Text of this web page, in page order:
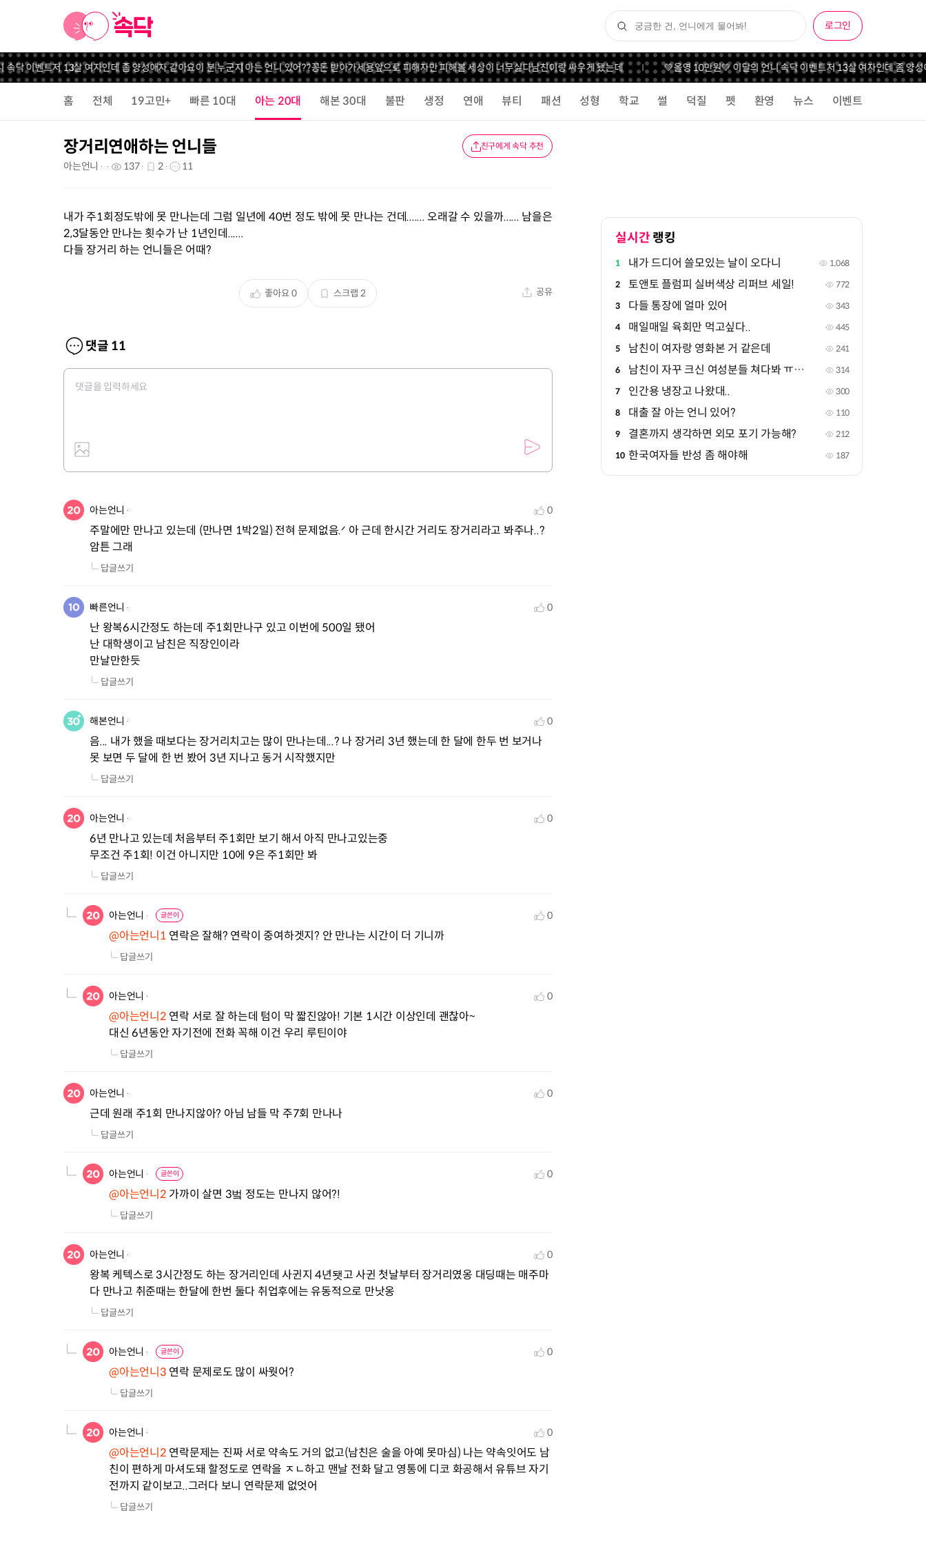
로그인
닥 이벤트저 13살 여자인데 좀 양성애자 같아요이 분 누군지 아는 언니 있어??꽁돈 받아가세용앞으로 피해자만 피해볼 세상이 너무싫다남친이랑 싸우게 됐는데 💚올영 10만원💚 이달의 언니 속닥 이벤트저 13살 여자인데 좀 양성애
홈 전체 19고민+ 빠른 10대 아는 20대 해본 30대 불판 생정 연애 뷰티 패션 성형 학교 썰 덕질 펫 환영 뉴스 이벤트
장거리연애하는 언니들 친구에게 속닥 추천
아는언니 137 2 11
내가 주1회정도밖에 못 만나는데 그럼 일년에 40번 정도 밖에 못 만나는 건데....... 오래갈 수 있을까...... 남을은
2,3달동안 만나는 횟수가 난 1년인데......
다들 장거리 하는 언니들은 어때?
좋아요0 스크랩 2 공유
댓글 11
아는언니 0
주말에만 만나고 있는데 (만나면 1박2일) 전혀 문제없음.ᐟ 아 근데 한시간 거리도 장거리라고 봐주나..?
암튼 그래
답글쓰기
빠른언니 0
난 왕복6시간정도 하는데 주1회만나구 있고 이번에 500일 됐어
난 대학생이고 남친은 직장인이라
만날만한듯
답글쓰기
해본언니 0
음... 내가 했을 때보다는 장거리치고는 많이 만나는데...? 나 장거리 3년 했는데 한 달에 한두 번 보거나
못 보면 두 달에 한 번 봤어 3년 지나고 동거 시작했지만
답글쓰기
아는언니 0
6년 만나고 있는데 처음부터 주1회만 보기 해서 아직 만나고있는중
무조건 주1회! 이건 아니지만 10에 9은 주1회만 봐
답글쓰기
아는언니 글쓴이 0
@아는언니1 연락은 잘해? 연락이 중여하겟지? 안 만나는 시간이 더 기니까
답글쓰기
아는언니 0
@아는언니2 연락 서로 잘 하는데 텀이 막 짧진않아! 기본 1시간 이상인데 괜찮아~
대신 6년동안 자기전에 전화 꼭해 이건 우리 루틴이야
답글쓰기
아는언니 0
근데 원래 주1회 만나지않아? 아님 남들 막 주7회 만나나
답글쓰기
아는언니 글쓴이 0
@아는언니2 가까이 살면 3벜 정도는 만나지 않어?!
답글쓰기
아는언니 0
왕복 케텍스로 3시간정도 하는 장거리인데 사귄지 4년됏고 사귄 첫날부터 장거리였옹 대딩때는 매주마
다 만나고 취준때는 한달에 한번 둘다 취업후에는 유동적으로 만낫옹
답글쓰기
아는언니 글쓴이 0
@아는언니3 연락 문제로도 많이 싸웟어?
답글쓰기
아는언니 0
@아는언니2 연락문제는 진짜 서로 약속도 거의 없고(남친은 술을 아예 못마심) 나는 약속잇어도 남
친이 편하게 마셔도돼 할정도로 연락을 ㅈㄴ하고 맨날 전화 달고 영통에 디코 화공해서 유튜브 자기
전까지 같이보고..그러다 보니 연락문제 없엇어
답글쓰기
실시간 랭킹
1 내가 드디어 쓸모있는 날이 오다니 1,068
2 토앤토 플럼피 실버색상 리퍼브 세일! 772
3 다들 통장에 얼마 있어 343
4 매일매일 육회만 먹고싶다.. 445
5 남친이 여자랑 영화본 거 같은데 241
6 남친이 자꾸 크신 여성분들 쳐다봐 ㅠㅠㅠ 314
7 인간용 냉장고 나왔대.. 300
8 대출 잘 아는 언니 있어? 110
9 결혼까지 생각하면 외모 포기 가능해? 212
10 한국여자들 반성 좀 해야해 187